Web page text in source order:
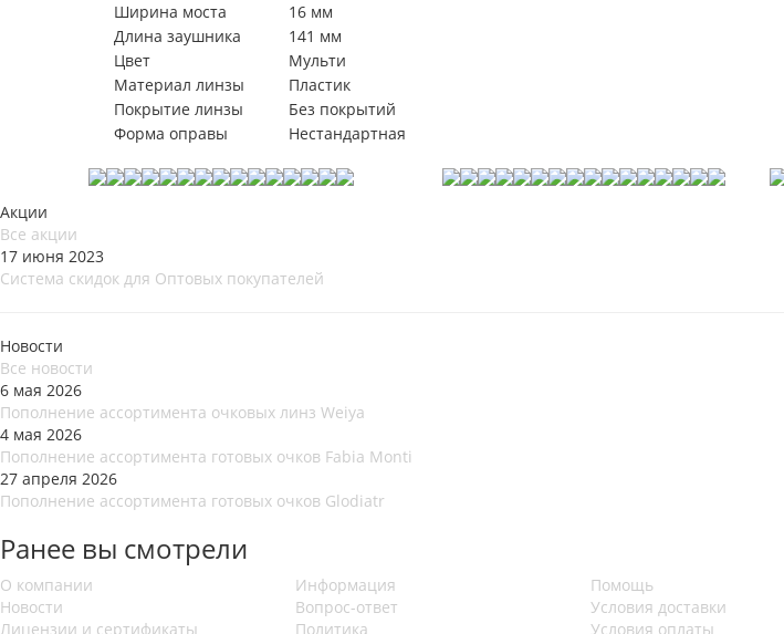
Ширина моста
16 мм
Длина заушника
141 мм
Цвет
Мульти
Материал линзы
Пластик
Покрытие линзы
Без покрытий
Форма оправы
Нестандартная
Акции
Все акции
17 июня 2023
Система скидок для Оптовых покупателей
Новости
Все новости
6 мая 2026
Пополнение ассортимента очковых линз Weiya
4 мая 2026
Пополнение ассортимента готовых очков Fabia Monti
27 апреля 2026
Пополнение ассортимента готовых очков Glodiatr
Ранее вы смотрели
О компании
Новости
Лицензии и сертификаты
Информация
Вопрос-ответ
Политика
Помощь
Условия доставки
Условия оплаты